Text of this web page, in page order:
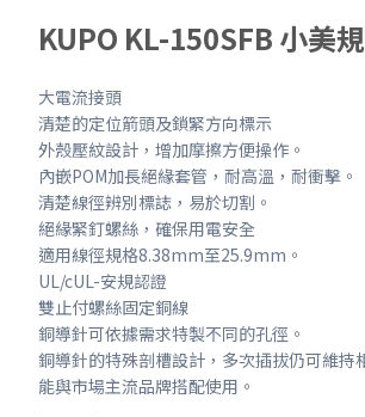
KUPO KL-150SFB 小美
大電流接頭
清楚的定位箭頭及鎖緊方向標示
外殼壓紋設計，增加摩擦方便操作。
內嵌POM加長絕緣套管，耐高溫，耐衝擊。
清楚線徑辨別標誌，易於切割。
絕緣緊釘螺絲，確保用電安全
適用線徑規格8.38mm至25.9mm。
UL/cUL-安規認證
雙止付螺絲固定銅線
銅導針可依據需求特製不同的孔徑。
銅導針的特殊剖槽設計，多次插拔仍可維持
能與市場主流品牌搭配使用。